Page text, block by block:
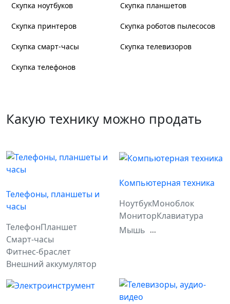
Скупка ноутбуков Скупка планшетов
Скупка принтеров Скупка роботов пылесосов
Скупка смарт-часы Скупка телевизоров
Скупка телефонов
Какую технику можно продать
Телефоны, планшеты и
часы
ТелефонПланшет
Смарт-часы
Фитнес-браслет
Внешний аккумулятор
Компьютерная техника
НоутбукМоноблок
МониторКлавиатура
Мышь ...